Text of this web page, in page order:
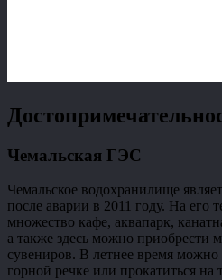
Чемальская ГЭС
Чемальское водохранилище
после аварии в 2011 году. На его
множество кафе, аквапарк,
а также здесь можно приобрести
сувениров. В летнее время можно
горной речке или прокатиться на